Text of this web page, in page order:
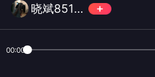
晓斌851229
00:00